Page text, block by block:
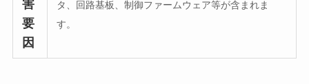
害
要
因
タ、回路基板、制御ファームウェア等が含まれま
す。